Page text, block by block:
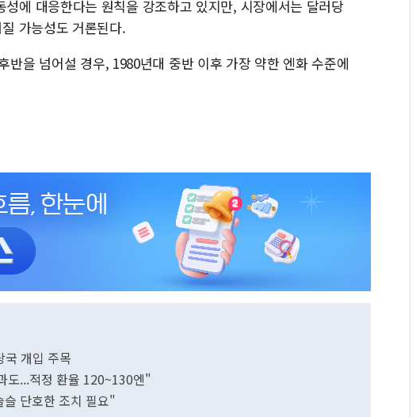
에 대응한다는 원칙을 강조하고 있지만, 시장에서는 달러당
가능성도 거론된다.
반을 넘어설 경우, 1980년대 중반 이후 가장 약한 엔화 수준에
개입 주목
도...적정 환율 120~130엔"
단호한 조치 필요"